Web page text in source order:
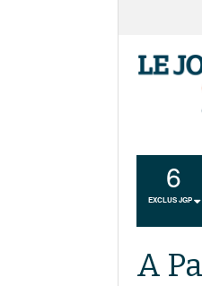
6
EXCLUS JGP
A